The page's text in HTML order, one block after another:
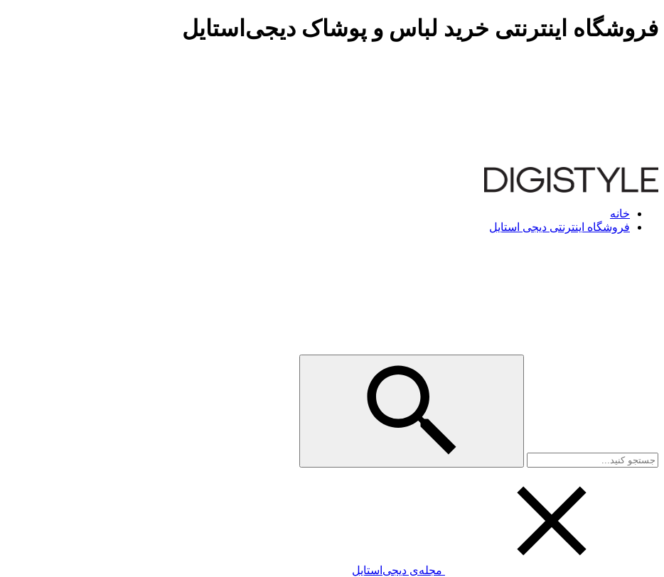
فروشگاه اینترنتی خرید لباس و پوشاک دیجی‌استایل
خانه
فروشگاه اینترنتی دیجی استایل
مجله‌ی دیجی‌استایل